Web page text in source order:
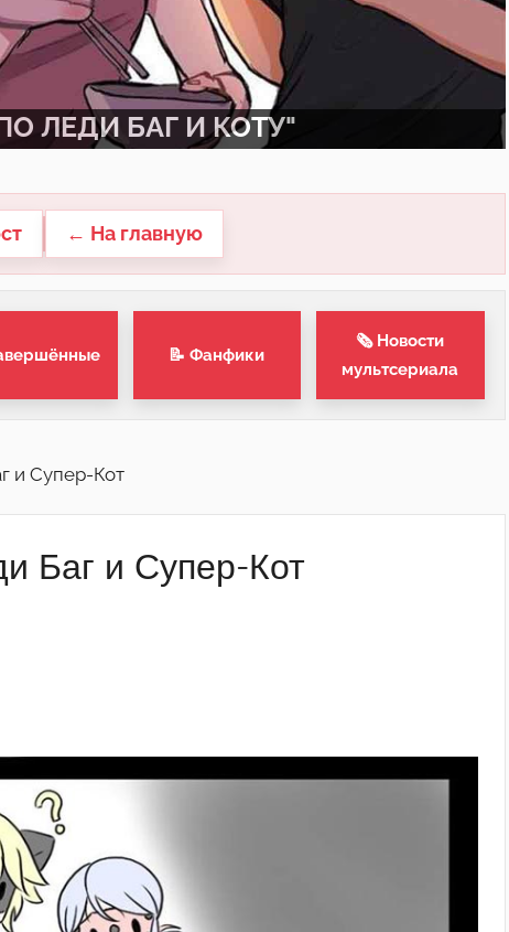
ЛЕДИ БАГ И КОТУ"
← На главную
📝 Фанфики
🗞 Новости
мультсериала
и Супер-Кот
Баг и Супер-Кот